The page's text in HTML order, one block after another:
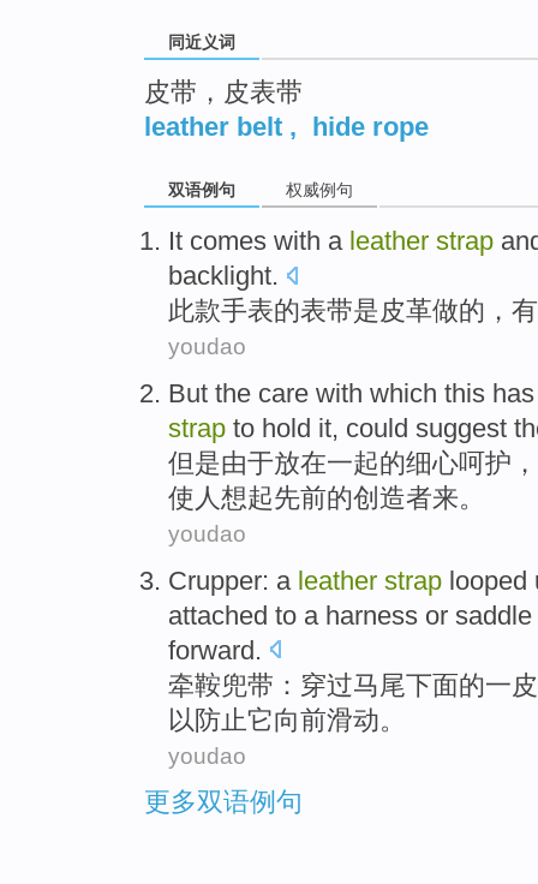
同近义词
皮带，皮表带
leather belt , hide rope
双语例句 权威例句
It comes with a leather strap
backlight.
此款手表的表带是 皮革做的， 有
youdao
But the care with which this
strap to hold it, could suggest
但是由于放在一起的细心呵护，
使人想起先前的创造者来。
youdao
Crupper: a leather strap looped
attached to a harness or saddle
forward.
牵鞍兜带 ：穿过马尾下面的一
以 防止它向前滑动。
youdao
更多双语例句